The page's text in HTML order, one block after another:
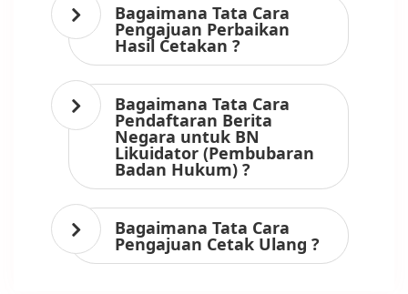
Bagaimana Tata Cara
Pengajuan Perbaikan
Hasil Cetakan ?
Bagaimana Tata Cara
Pendaftaran Berita
Negara untuk BN
Likuidator (Pembubaran
Badan Hukum) ?
Bagaimana Tata Cara
Pengajuan Cetak Ulang ?